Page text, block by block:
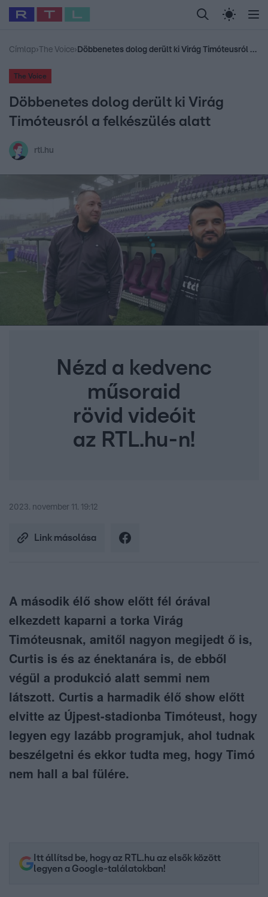
Legfrissebb RTL Híradó Randi Celeb vagyok,
Babits Marcella Most Wanted Gallusz
Címlap› The Voice› Döbbenetes dolog derült ki Virág Timóteusról a felkészülés alatt
The Voice
Döbbenetes dolog derült ki Virág
Timóteusról a felkészülés alatt
rtl.hu
Nézd a kedvenc
műsoraid
rövid videóit
az RTL.hu-n!
2023. november 11. 19:12
Link másolása
A második élő show előtt fél órával
elkezdett kaparni a torka Virág
Timóteusnak, amitől nagyon megijedt ő is,
Curtis is és az énektanára is, de ebből
végül a produkció alatt semmi nem
látszott. Curtis a harmadik élő show előtt
elvitte az Újpest-stadionba Timóteust, hogy
legyen egy lazább programjuk, ahol tudnak
beszélgetni és ekkor tudta meg, hogy Timó
nem hall a bal fülére.
Itt állítsd be, hogy az RTL.hu az elsők között
legyen a Google-találatokban!